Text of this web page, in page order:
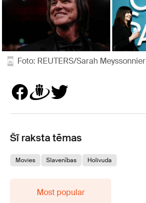
Foto: REUTERS/Sarah Meyssonnier
Šī raksta tēmas
Movies Slavenības Holivuda
Most popular